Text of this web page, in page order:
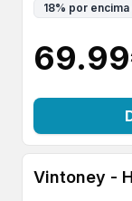
18% por
69.99
Vintoney -